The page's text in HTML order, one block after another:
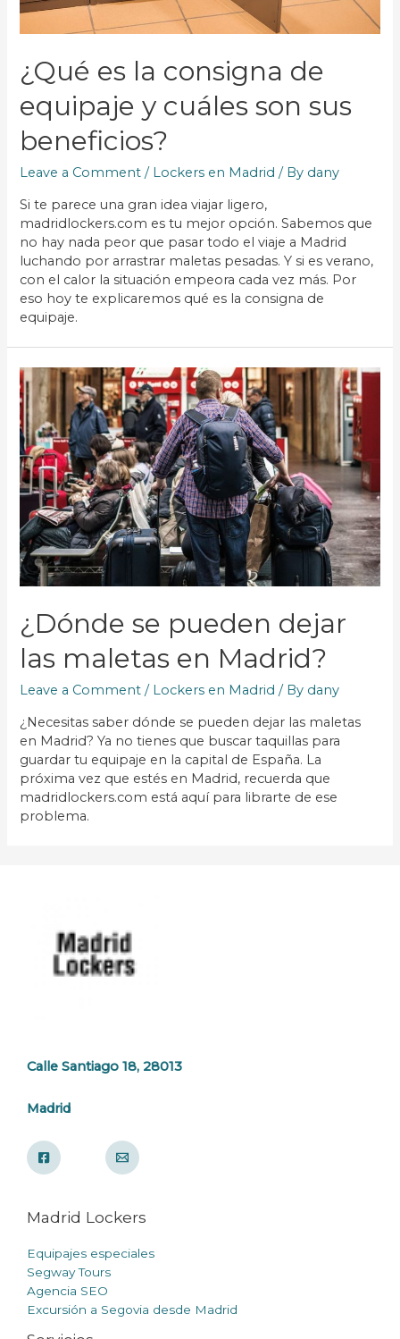
¿Qué es la consigna de
equipaje y cuáles son sus
beneficios?
Leave a Comment / Lockers en Madrid / By dany
Si te parece una gran idea viajar ligero,
madridlockers.com es tu mejor opción. Sabemos que
no hay nada peor que pasar todo el viaje a Madrid
luchando por arrastrar maletas pesadas. Y si es verano,
con el calor la situación empeora cada vez más. Por
eso hoy te explicaremos qué es la consigna de
equipaje.
¿Dónde se pueden dejar
las maletas en Madrid?
Leave a Comment / Lockers en Madrid / By dany
¿Necesitas saber dónde se pueden dejar las maletas
en Madrid? Ya no tienes que buscar taquillas para
guardar tu equipaje en la capital de España. La
próxima vez que estés en Madrid, recuerda que
madridlockers.com está aquí para librarte de ese
problema.
Calle Santiago 18, 28013
Madrid
Madrid Lockers
Equipajes especiales
Segway Tours
Agencia SEO
Excursión a Segovia desde Madrid